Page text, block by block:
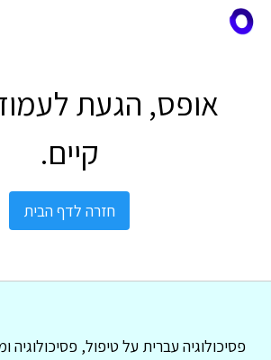
אופס, הגעת
קיים.
חזרה לדף הבית
פסיכולוגיה עברית על טיפול, פסיכולוגיה